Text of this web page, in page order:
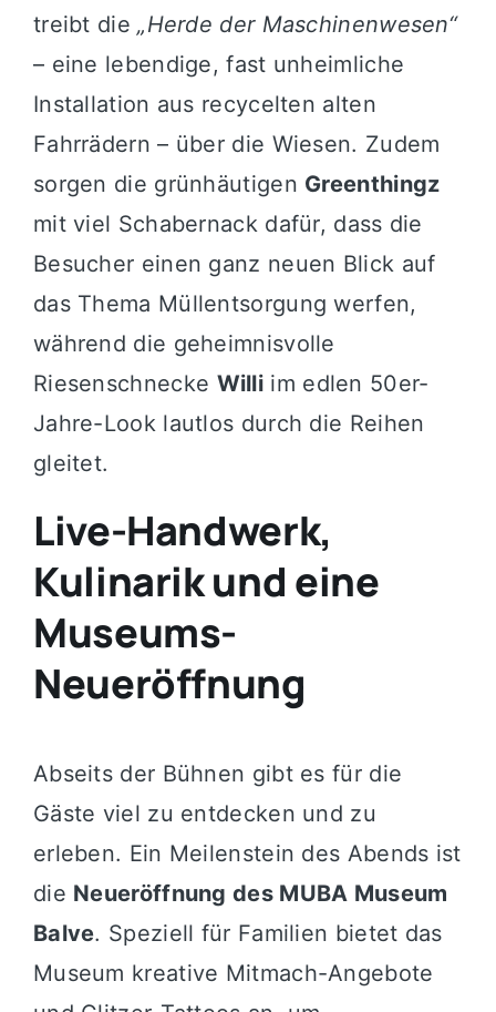
treibt die„Herde der Maschinenwesen“
– eine lebendige, fast unheimliche
Installation aus recycelten alten
Fahrrädern – über die Wiesen. Zudem
sorgen die grünhäutigen Greenthingz
mit viel Schabernack dafür, dass die
Besucher einen ganz neuen Blick auf
das Thema Müllentsorgung werfen,
während die geheimnisvolle
Riesenschnecke Willi im edlen 50er-
Jahre-Look lautlos durch die Reihen
gleitet.
Live-Handwerk,
Kulinarik und eine
Museums-
Neueröffnung
Abseits der Bühnen gibt es für die
Gäste viel zu entdecken und zu
erleben. Ein Meilenstein des Abends ist
die Neueröffnung des MUBA Museum
Balve. Speziell für Familien bietet das
Museum kreative Mitmach-Angebote